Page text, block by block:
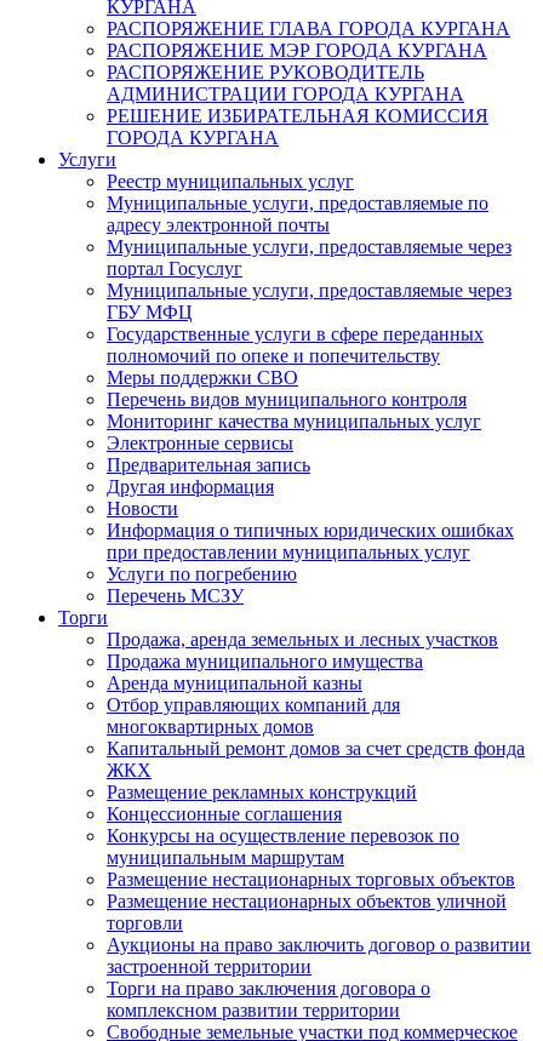
КУРГАНА
РАСПОРЯЖЕНИЕ ГЛАВА ГОРОДА КУРГАНА
РАСПОРЯЖЕНИЕ МЭР ГОРОДА КУРГАНА
РАСПОРЯЖЕНИЕ РУКОВОДИТЕЛЬ
АДМИНИСТРАЦИИ ГОРОДА КУРГАНА
РЕШЕНИЕ ИЗБИРАТЕЛЬНАЯ КОМИССИЯ
ГОРОДА КУРГАНА
Услуги
Реестр муниципальных услуг
Муниципальные услуги, предоставляемые по
адресу электронной почты
Муниципальные услуги, предоставляемые через
портал Госуслуг
Муниципальные услуги, предоставляемые через
ГБУ МФЦ
Государственные услуги в сфере переданных
полномочий по опеке и попечительству
Меры поддержки СВО
Перечень видов муниципального контроля
Мониторинг качества муниципальных услуг
Электронные сервисы
Предварительная запись
Другая информация
Новости
Информация о типичных юридических ошибках
при предоставлении муниципальных услуг
Услуги по погребению
Перечень МСЗУ
Торги
Продажа, аренда земельных и лесных участков
Продажа муниципального имущества
Аренда муниципальной казны
Отбор управляющих компаний для
многоквартирных домов
Капитальный ремонт домов за счет средств фонда
ЖКХ
Размещение рекламных конструкций
Концессионные соглашения
Конкурсы на осуществление перевозок по
муниципальным маршрутам
Размещение нестационарных торговых объектов
Размещение нестационарных объектов уличной
торговли
Аукционы на право заключить договор о развитии
застроенной территории
Торги на право заключения договора о
комплексном развитии территории
Свободные земельные участки под коммерческое